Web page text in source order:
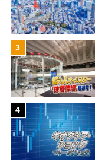
3
4